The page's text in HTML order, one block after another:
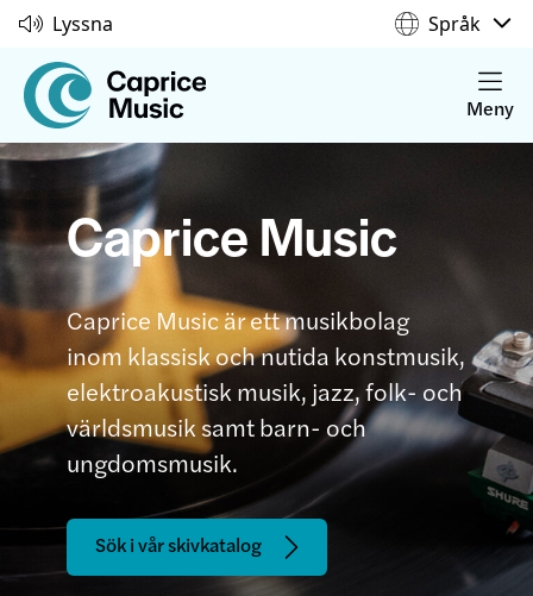
Lyssna Språk
Meny
Caprice Music
Caprice Music är ett musikbolag
inom klassisk och nutida konstmusik,
elektroakustisk musik, jazz, folk- och
världsmusik samt barn- och
ungdomsmusik.
Sök i vår skivkatalog